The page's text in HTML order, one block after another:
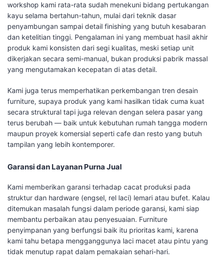
workshop kami rata-rata sudah menekuni bidang pertukangan
kayu selama bertahun-tahun, mulai dari teknik dasar
penyambungan sampai detail finishing yang butuh kesabaran
dan ketelitian tinggi. Pengalaman ini yang membuat hasil akhir
produk kami konsisten dari segi kualitas, meski setiap unit
dikerjakan secara semi-manual, bukan produksi pabrik massal
yang mengutamakan kecepatan di atas detail.
Kami juga terus memperhatikan perkembangan tren desain
furniture, supaya produk yang kami hasilkan tidak cuma kuat
secara struktural tapi juga relevan dengan selera pasar yang
terus berubah — baik untuk kebutuhan rumah tangga modern
maupun proyek komersial seperti cafe dan resto yang butuh
tampilan yang lebih kontemporer.
Garansi dan Layanan Purna Jual
Kami memberikan garansi terhadap cacat produksi pada
struktur dan hardware (engsel, rel laci) lemari atau bufet. Kalau
ditemukan masalah fungsi dalam periode garansi, kami siap
membantu perbaikan atau penyesuaian. Furniture
penyimpanan yang berfungsi baik itu prioritas kami, karena
kami tahu betapa mengganggunya laci macet atau pintu yang
tidak menutup rapat dalam pemakaian sehari-hari.